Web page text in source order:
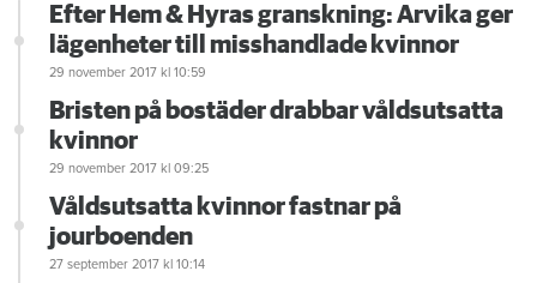
Efter Hem & Hyras granskning: Arvika ger
lägenheter till misshandlade kvinnor
29 november 2017 kl 10:59
Bristen på bostäder drabbar våldsutsatta
kvinnor
29 november 2017 kl 09:25
Våldsutsatta kvinnor fastnar på
jourboenden
27 september 2017 kl 10:14